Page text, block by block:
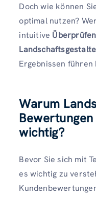
Doch wie können
optimal nutzen?
intuitive
Ergebnissen führen
Warum
wichtig?
Bevor Sie sich mit
es wichtig zu